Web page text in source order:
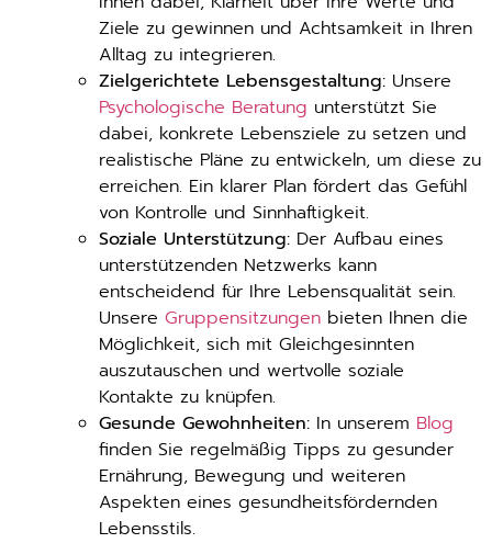
Ziele zu gewinnen und Achtsamkeit in Ihren
Alltag zu integrieren.
Zielgerichtete Lebensgestaltung: Unsere
Psychologische Beratung unterstützt Sie
dabei, konkrete Lebensziele zu setzen und
realistische Pläne zu entwickeln, um diese zu
erreichen. Ein klarer Plan fördert das Gefühl
von Kontrolle und Sinnhaftigkeit.
Soziale Unterstützung: Der Aufbau eines
unterstützenden Netzwerks kann
entscheidend für Ihre Lebensqualität sein.
Unsere Gruppensitzungen bieten Ihnen die
Möglichkeit, sich mit Gleichgesinnten
auszutauschen und wertvolle soziale
Kontakte zu knüpfen.
Gesunde Gewohnheiten: In unserem Blog
finden Sie regelmäßig Tipps zu gesunder
Ernährung, Bewegung und weiteren
Aspekten eines gesundheitsfördernden
Lebensstils.